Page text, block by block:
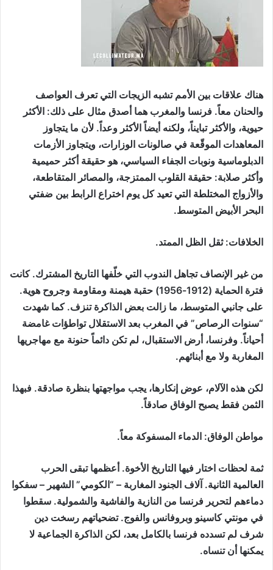
هناك علاقات بين الأمم تشبه الزيجات التي تعرف العواصف
والحنان معاً. فرنسا والمغرب هما أصدق مثال على ذلك: الأكثر
حيوية، والأكثر تبايناً، ولكنه أيضاً الأكثر وعداً. لأن ما يتجاوز
المعاهدات الموقّعة في صالونات الوزارات، ويتجاوز الأزمات
الدبلوماسية ونوبات الجفاء السياسي، هو حقيقة أكثر حميمية
وأكثر صلابة: حقيقة القلوب الممتزجة، والمصائر المتقاطعة،
والأزواج المختلطة التي تعيد كل يوم اختراع الرابط بين ضفتي
البحر الأبيض المتوسط.
الخلافات: ثقل الظل الممتد.
من غير الإنصاف تجاهل الندوب التي خلّفها التاريخ المشترك. كانت
فترة الحماية (1912-1956) حقبة هيمنة ومقاومة وجروح هوية.
على جانبي المتوسط، ما زالت بعض الذاكرة تنزف. كما شهدت
“سنوات الرصاص” في المغرب بعد الاستقلال تواطؤات غامضة
أحياناً. وفرنسا، أرض الاستقبال، لم تكن دائماً حنونة مع مهاجريها
المغاربة ولا مع أبنائهم.
لكن هذه الآلام، عوض إنكارها، يجب مواجهتها بنظرة صادقة. فبهذا
الثمن فقط يصبح الوفاق صادقاً.
مواطن الوفاق: الدماء المسفوكة معاً.
ثمة لحظات اختار فيها التاريخ الأخوة. أعظمها تبقى الحرب
العالمية الثانية. آلاف الجنود المغاربة – “الكومي” الشهير – سفكوا
دماءهم لتحرير فرنسا من النازية والفاشية والشمولية. سقطوا
في مونتي كاسينو وبروفانس والفوج. تضحياتهم رسخت دين
شرف لم تسدده فرنسا بالكامل بعد، لكن الذاكرة الجماعية لا
يمكنها أن تنساه.